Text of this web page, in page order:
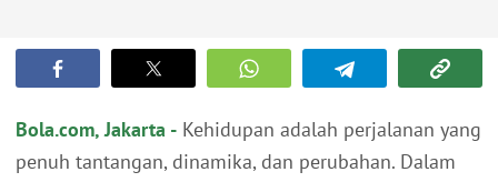
Bola.com, Jakarta - Kehidupan adalah perjalanan yang
penuh tantangan, dinamika, dan perubahan. Dalam